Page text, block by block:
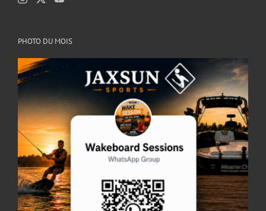
PHOTO DU MOIS